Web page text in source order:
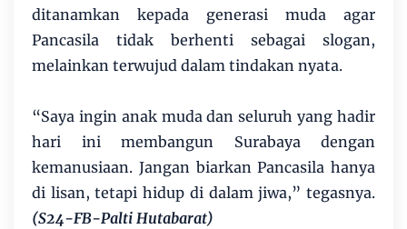
ditanamkan kepada generasi muda agar
Pancasila tidak berhenti sebagai slogan,
melainkan terwujud dalam tindakan nyata.
“Saya ingin anak muda dan seluruh yang hadir
hari ini membangun Surabaya dengan
kemanusiaan. Jangan biarkan Pancasila hanya
di lisan, tetapi hidup di dalam jiwa,” tegasnya.
(S24-FB-Palti Hutabarat)